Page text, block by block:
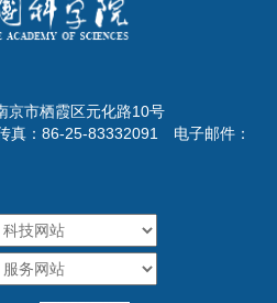
京市栖霞区元化路10号
：86-25-83332091 电子邮件：